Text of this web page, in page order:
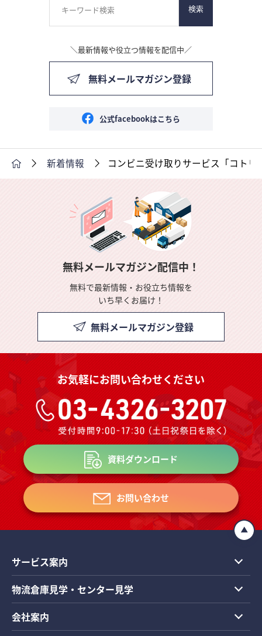
検索
＼最新情報や役立つ情報を配信中／
無料メールマガジン登録
公式facebookはこちら
新着情報 コンビニ受け取りサービス「コト
無料メールマガジン配信中！
無料で最新情報・お役立ち情報を
いち早くお届け！
無料メールマガジン登録
お気軽にお問い合わせください
資料ダウンロード
お問い合わせ
サービス案内
物流倉庫見学・センター見学
会社案内